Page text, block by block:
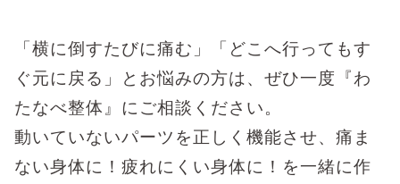
「横に倒すたびに痛む」「どこへ行ってもす
ぐ元に戻る」とお悩みの方は、ぜひ一度『わ
たなべ整体』にご相談ください。
動いていないパーツを正しく機能させ、痛ま
ない身体に！疲れにくい身体に！を一緒に作